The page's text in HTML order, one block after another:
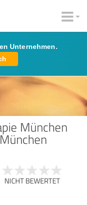
Unternehmen.
München
NICHT BEWERTET